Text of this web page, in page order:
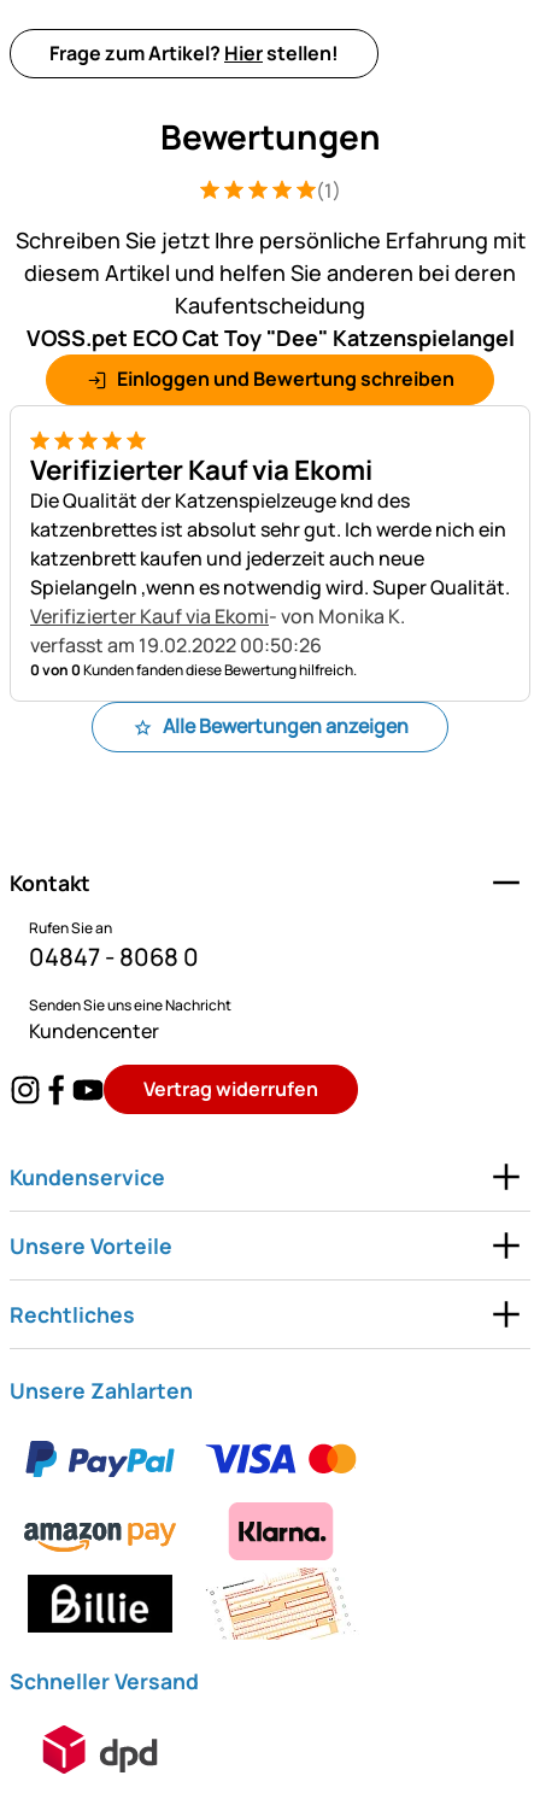
Frage zum Artikel? Hierstellen!
Bewertungen
Bewertung: 5 von 5 (1 Bewertungen)
1 Bewertung(1)
Schreiben Sie jetzt Ihre persönliche Erfahrung mit
diesem Artikel und helfen Sie anderen bei deren
Kaufentscheidung
VOSS.pet ECO Cat Toy "Dee" Katzenspielangel
Einloggen und Bewertung schreiben
5 von 5
Verifizierter Kauf via Ekomi
Die Qualität der Katzenspielzeuge knd des
katzenbrettes ist absolut sehr gut. Ich werde nich ein
katzenbrett kaufen und jederzeit auch neue
Spielangeln ,wenn es notwendig wird. Super Qualität.
Verifizierter Kauf via Ekomi- von Monika K.
verfasst am 19.02.2022 00:50:26
0 von 0Kunden fanden diese Bewertung hilfreich.
Alle Bewertungen anzeigen
Kontakt
Rufen Sie an
04847 - 8068 0
Senden Sie uns eine Nachricht
Kundencenter
Vertrag widerrufen
Kundenservice
Unsere Vorteile
Rechtliches
Unsere Zahlarten
Schneller Versand